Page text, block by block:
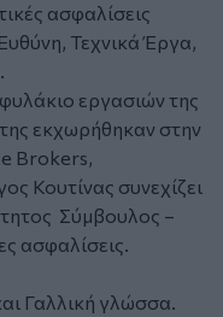
ασφαλίσεις
Τεχνικά Έργα,
εργασιών της
εκχωρήθηκαν στην
Brokers,
Κουτίνας συνεχίζει
Σύμβουλος –
ασφαλίσεις.
Γαλλική γλώσσα.